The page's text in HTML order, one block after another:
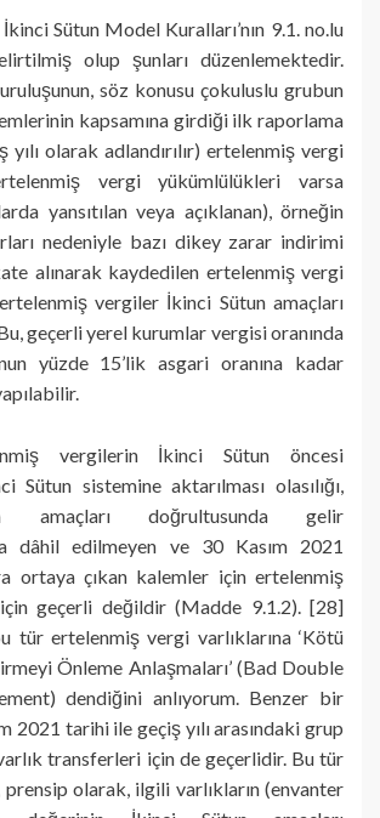
Sütun Model Kuralları’nın 9.1. no.lu
olup şunları düzenlemektedir.
söz konusu çokuluslu grubun
kapsamına girdiği ilk raporlama
yılı olarak adlandırılır) ertelenmiş vergi
vergi yükümlülükleri varsa
yansıtılan veya açıklanan), örneğin
nedeniyle bazı dikey zarar indirimi
alınarak kaydedilen ertelenmiş vergi
vergiler İkinci Sütun amaçları
geçerli yerel kurumlar vergisi oranında
yüzde 15’lik asgari oranına kadar
vergilerin İkinci Sütun öncesi
Sütun sistemine aktarılması olasılığı,
amaçları doğrultusunda gelir
dâhil edilmeyen ve 30 Kasım 2021
ortaya çıkan kalemler için ertelenmiş
geçerli değildir (Madde 9.1.2). [28]
tür ertelenmiş vergi varlıklarına ‘Kötü
Önleme Anlaşmaları’ (Bad Double
dendiğini anlıyorum. Benzer bir
2021 tarihi ile geçiş yılı arasındaki grup
transferleri için de geçerlidir. Bu tür
olarak, ilgili varlıkların (envanter